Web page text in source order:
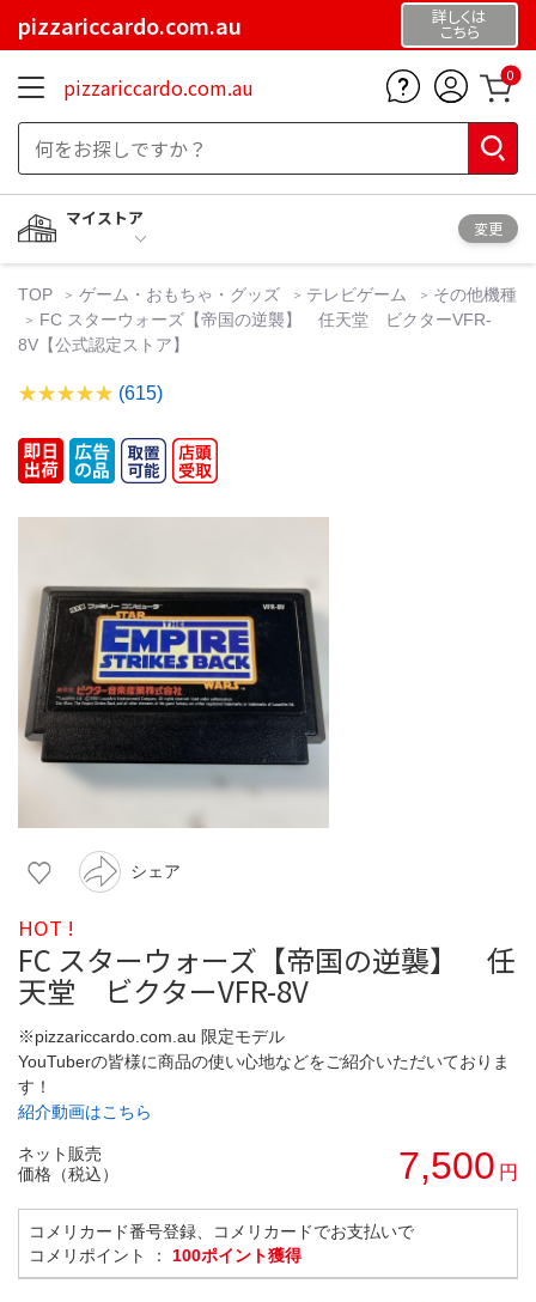
pizzariccardo.com.au 詳しくは
こちら
pizzariccardo.com.au 0
マイストア
変更
TOP ゲーム・おもちゃ・グッズ テレビゲーム
その他機種
FC スターウォーズ【帝国の逆襲】 任天堂 ビクターVFR-
8V【公式認定ストア】
(615)
シェア
HOT !
FC スターウォーズ【帝国の逆襲】 任
天堂 ビクターVFR-8V
※pizzariccardo.com.au 限定モデル
YouTuberの皆様に商品の使い心地などをご紹介いただいておりま
す！
紹介動画はこちら
ネット販売
価格（税込）
7,500 円
コメリカード番号登録、コメリカードでお支払いで
コメリポイント ： 100ポイント獲得